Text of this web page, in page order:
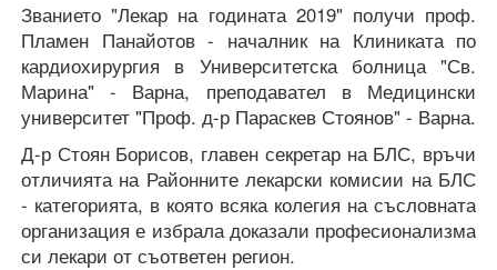
Званието "Лекар на годината 2019" получи проф.
Пламен Панайотов - началник на Клиниката по
кардиохирургия в Университетска болница "Св.
Марина" - Варна, преподавател в Медицински
университет "Проф. д-р Параскев Стоянов" - Варна.
Д-р Стоян Борисов, главен секретар на БЛС, връчи
отличията на Районните лекарски комисии на БЛС
- категорията, в която всяка колегия на съсловната
организация е избрала доказали професионализма
си лекари от съответен регион.